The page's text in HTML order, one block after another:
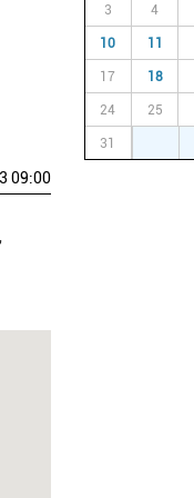
09:00
3 4
10 11
17 18
24 25
31